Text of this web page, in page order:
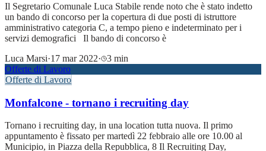
Il Segretario Comunale Luca Stabile rende noto che è stato indetto
un bando di concorso per la copertura di due posti di istruttore
amministrativo categoria C, a tempo pieno e indeterminato per i
servizi demografici Il bando di concorso è
Luca Marsi·17 mar 2022·
3 min
Offerte di Lavoro
Offerte di Lavoro
Monfalcone - tornano i recruiting day
Tornano i recruiting day, in una location tutta nuova. Il primo
appuntamento è fissato per martedì 22 febbraio alle ore 10.00 al
Municipio, in Piazza della Repubblica, 8 Il Recruiting Day,